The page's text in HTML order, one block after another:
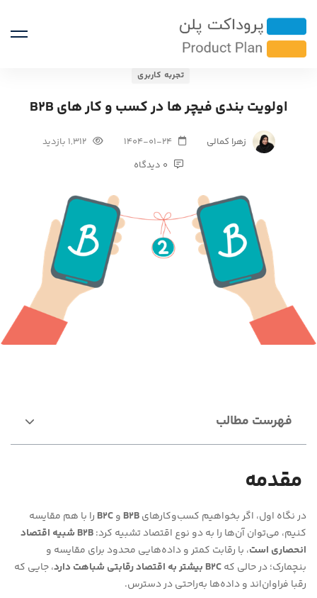
تجربه کاربری
اولویت بندی فیچر ها در کسب و کار های B2B
زهرا کمالی 1404-01-24
1,312 بازدید
0 دیدگاه
فهرست مطالب
مقدمه
در نگاه اول، اگر بخواهیم کسب‌وکارهایB2B وB2C را با هم مقایسه
کنیم، می‌توان آن‌ها را به دو نوع اقتصاد تشبیه کرد:
B2B شبیه اقتصاد
انحصاری است، با رقابت کمتر و داده‌هایی محدود برای مقایسه و
بنچمارک؛ در حالی کهB2C بیشتر به اقتصاد رقابتی شباهت دارد
، جایی که
رقبا فراوان‌اند و داده‌ها به‌راحتی در دسترس.